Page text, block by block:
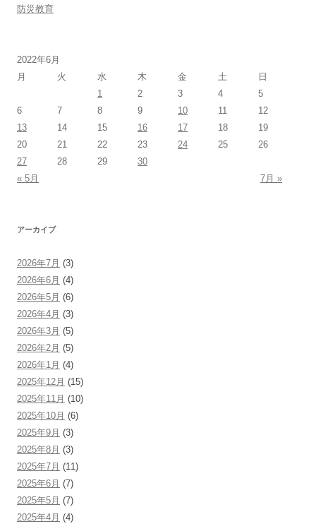
防災教育
2022年6月
月
火 水 木 金 土
日
1
2 3 4
5
6
7 8 9 10 11
12
13
14 15 16 17 18
19
20
21 22 23 24 25
26
27
28 29
30
« 5月
7月 »
アーカイブ
2026年7月 (3)
2026年6月 (4)
2026年5月 (6)
2026年4月 (3)
2026年3月 (5)
2026年2月 (5)
2026年1月 (4)
2025年12月 (15)
2025年11月 (10)
2025年10月 (6)
2025年9月 (3)
2025年8月 (3)
2025年7月 (11)
2025年6月 (7)
2025年5月 (7)
2025年4月 (4)